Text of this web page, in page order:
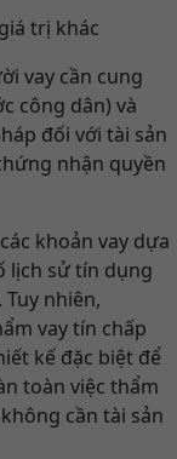
trị khác
vay cần cung
công dân) và
đối với tài sản
nhận quyền
khoản vay dựa
lịch sử tín dụng
nhiên,
vay tín chấp
kế đặc biệt để
toàn việc thẩm
cần tài sản